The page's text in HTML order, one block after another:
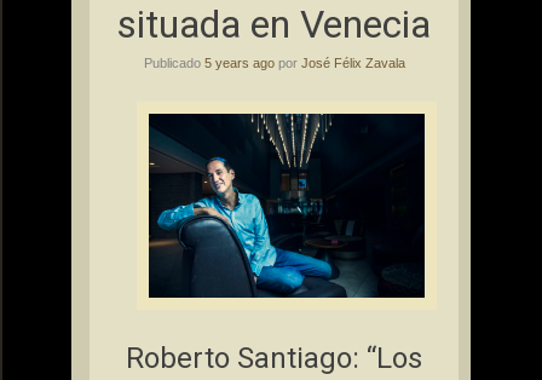
situada en Venecia
Publicado 5 years agopor José Félix Zavala
Roberto Santiago: “Los